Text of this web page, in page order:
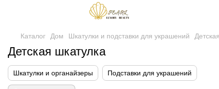
Каталог Дом Шкатулки и подставки для украшений
Детская шкатулка
Шкатулки и органайзеры Подставки для украшений